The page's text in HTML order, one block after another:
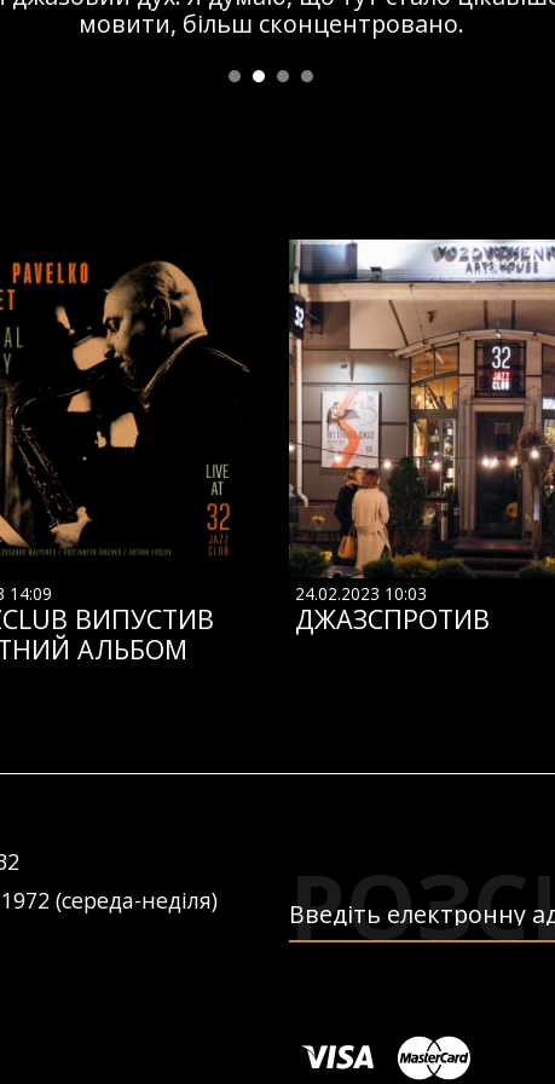
мовити, більш сконцентровано.
14:09
ВИПУСТИВ
АЛЬБОМ
24.02.2023 10:03
ДЖАЗСПРОТИВ
(середа-неділя)